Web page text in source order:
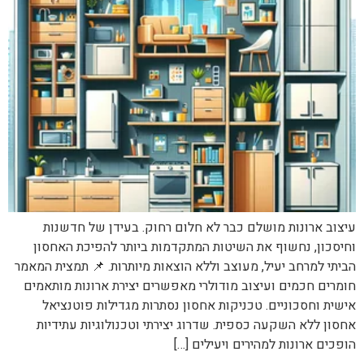
עיצוב ארונות מושלם כבר לא חלום רחוק. בעידן של חדשנות
וחיסכון, נחשוף את השיטות המתקדמות ביותר להפיכת האחסון
הביתי למרחב יעיל, מעוצב וללא הוצאות מיותרות. 📌 תמצית המאמר
חומרים חכמים ועיצוב מודולרי מאפשרים יצירת ארונות מותאמים
אישית וחסכוניים. טכניקות אחסון נסתרות מגדילות פוטנציאל
אחסון ללא השקעה כספית. שדרוג יצירתי וטכנולוגיות עתידיות
הופכים ארונות למהירים ויעילים […]